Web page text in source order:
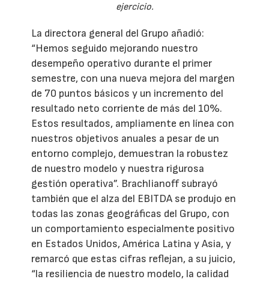
ejercicio.
La directora general del Grupo añadió:
“Hemos seguido mejorando nuestro
desempeño operativo durante el primer
semestre, con una nueva mejora del margen
de 70 puntos básicos y un incremento del
resultado neto corriente de más del 10%.
Estos resultados, ampliamente en línea con
nuestros objetivos anuales a pesar de un
entorno complejo, demuestran la robustez
de nuestro modelo y nuestra rigurosa
gestión operativa”. Brachlianoff subrayó
también que el alza del EBITDA se produjo en
todas las zonas geográficas del Grupo, con
un comportamiento especialmente positivo
en Estados Unidos, América Latina y Asia, y
remarcó que estas cifras reflejan, a su juicio,
“la resiliencia de nuestro modelo, la calidad